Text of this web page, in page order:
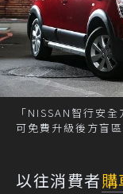
「NISSAN智行安
可免費升級後方盲
以往消費者購